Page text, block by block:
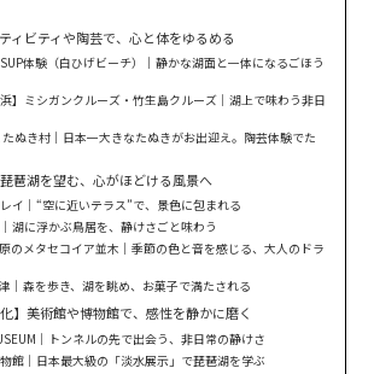
ィビティや陶芸で、心と体をゆるめる
SUP体験（白ひげビーチ）｜静かな湖面と一体になるごほう
浜】ミシガンクルーズ・竹生島クルーズ｜湖上で味わう非日
たぬき村｜日本一大きなたぬきがお出迎え。陶芸体験でた
琵琶湖を望む、心がほどける風景へ
レイ｜“空に近いテラス”で、景色に包まれる
｜湖に浮かぶ鳥居を、静けさごと味わう
原のメタセコイア並木｜季節の色と音を感じる、大人のドラ
津｜森を歩き、湖を眺め、お菓子で満たされる
】美術館や博物館で、感性を静かに磨く
｜トンネルの先で出会う、非日常の静けさ
物館｜日本最大級の「淡水展示」で琵琶湖を学ぶ